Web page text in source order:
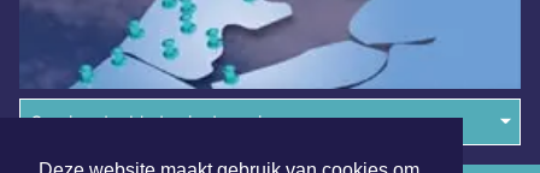
Overige dagbladen in de regio